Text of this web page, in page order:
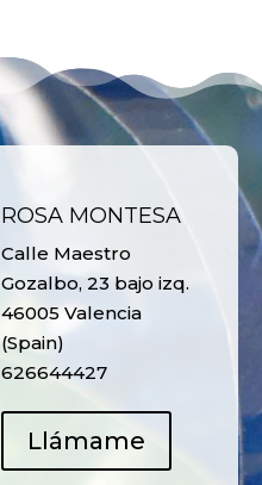
ROSA MONTESA
Calle Maestro
Gozalbo, 23 bajo izq.
46005 Valencia
(Spain)
626644427
Llámame